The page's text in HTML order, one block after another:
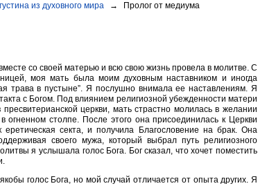
из духовного мира → Пролог от медиума
со своей матерью и всю свою жизнь провела в молитве. С
моя мать была моим духовным наставником и иногда
трава в пустыне”. Я послушно внимала ее наставлениям. Я
с Богом. Под влиянием религиозной убежденности матери
церкви, мать страстно молилась в желании
столпе. После этого она присоединилась к Церкви
секта, и получила Благословение на брак. Она
своего мужа, который выбрал путь религиозного
я услышала голос Бога. Бог сказал, что хочет поместить
голос Бога, но мой случай отличается от опыта других. Я